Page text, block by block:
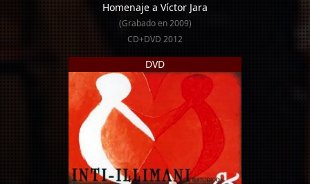
Homenaje a Víctor Jara
(Grabado en 2009)
CD+DVD 2012
DVD